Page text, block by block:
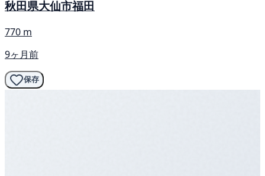
秋田県大仙市福田
770 m
9ヶ月前
保存